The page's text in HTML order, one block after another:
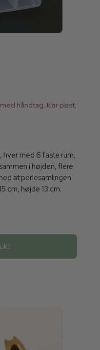
håndtag, klar plast,
hver med 6 faste rum,
i højden, flere
at perlesamlingen
cm, højde 13 cm.